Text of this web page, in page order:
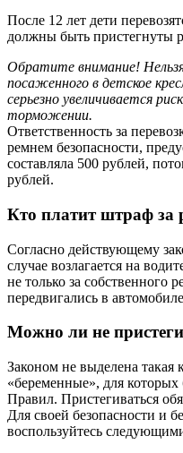
После 12 лет дети
должны быть пристегнуты
Обратите внимание!
посаженного в детское
серьезно увеличивается
торможении.
Ответственность за
ремнем безопасности,
составляла 500 рублей,
рублей.
Кто платит штраф за
Согласно действующему
случае возлагается на
не только за собственного
передвигались в
Можно ли не
Законом не выделена такая
«беременные», для
Правил. Пристегиваться
Для своей безопасности и
воспользуйтесь